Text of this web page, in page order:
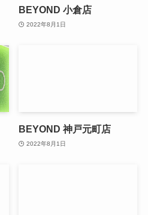
BEYOND 小倉店
2022年8月1日
BEYOND 神戸元町店
2022年8月1日